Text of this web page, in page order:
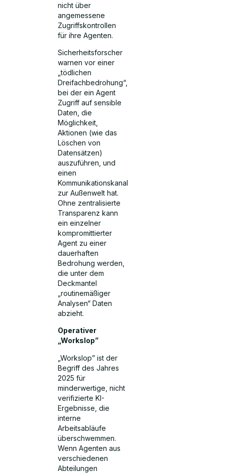
nicht über
angemessene
Zugriffskontrollen
für ihre Agenten.
Sicherheitsforscher
warnen vor einer
„tödlichen
Dreifachbedrohung“,
bei der ein Agent
Zugriff auf sensible
Daten, die
Möglichkeit,
Aktionen (wie das
Löschen von
Datensätzen)
auszuführen, und
einen
Kommunikationskanal
zur Außenwelt hat.
Ohne zentralisierte
Transparenz kann
ein einzelner
kompromittierter
Agent zu einer
dauerhaften
Bedrohung werden,
die unter dem
Deckmantel
„routinemäßiger
Analysen“ Daten
abzieht.
Operativer
„Workslop”
„Workslop” ist der
Begriff des Jahres
2025 für
minderwertige, nicht
verifizierte KI-
Ergebnisse, die
interne
Arbeitsabläufe
überschwemmen.
Wenn Agenten aus
verschiedenen
Abteilungen